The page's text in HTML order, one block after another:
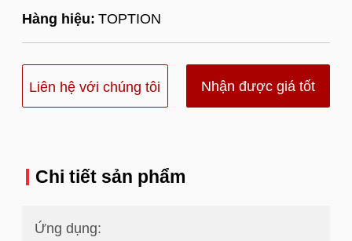
Hàng hiệu: TOPTION
Liên hệ với chúng tôi Nhận được giá tốt
Chi tiết sản phẩm
Ứng dụng: